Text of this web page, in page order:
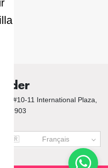
#10-11 International Plaza,
079903
🇫🇷 Français